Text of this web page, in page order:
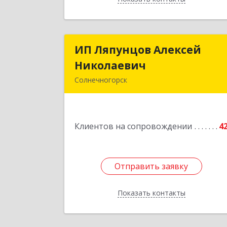
ИП Ляпунцов Алексей
Николаевич
Солнечногорск
Клиентов на сопровождении
Отправить заявку
Показать контакты
ИП Ляпунцов Алексей
Отправить заявку
Назад